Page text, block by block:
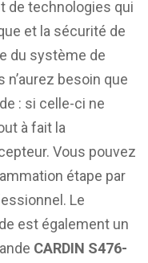
de technologies qui
et la sécurité de
du système de
besoin que
: si celle-ci ne
à fait la
Vous pouvez
étape par
Le
est également un
CARDIN S476-